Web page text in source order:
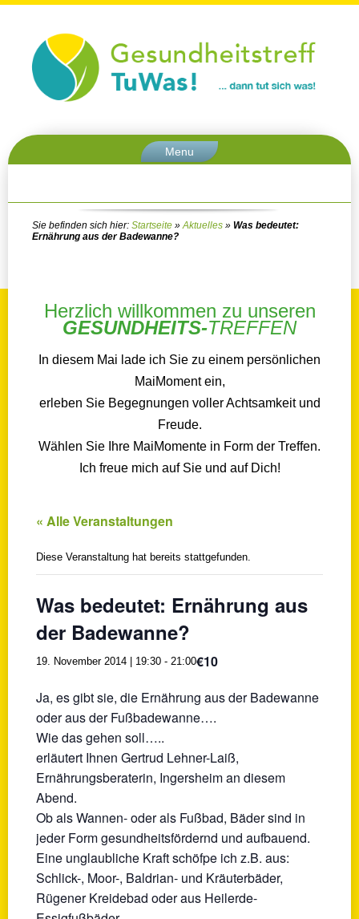
Menu
Sie befinden sich hier: Startseite » Aktuelles » Was bedeutet:
Ernährung aus der Badewanne?
Herzlich willkommen zu unseren
GESUNDHEITS-TREFFEN
In diesem Mai lade ich Sie zu einem persönlichen
MaiMoment ein,
erleben Sie Begegnungen voller Achtsamkeit und
Freude.
Wählen Sie Ihre MaiMomente in Form der Treffen.
Ich freue mich auf Sie und auf Dich!
« Alle Veranstaltungen
Diese Veranstaltung hat bereits stattgefunden.
Was bedeutet: Ernährung aus
der Badewanne?
19. November 2014 | 19:30 - 21:00€10
Ja, es gibt sie, die Ernährung aus der Badewanne
oder aus der Fußbadewanne….
Wie das gehen soll…..
erläutert Ihnen Gertrud Lehner-Laiß,
Ernährungsberaterin, Ingersheim an diesem
Abend.
Ob als Wannen- oder als Fußbad, Bäder sind in
jeder Form gesundheitsfördernd und aufbauend.
Eine unglaubliche Kraft schöfpe ich z.B. aus:
Schlick-, Moor-, Baldrian- und Kräuterbäder,
Rügener Kreidebad oder aus Heilerde-